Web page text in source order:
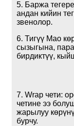
5. Баржа
андан кийин
звенолор.
6. Тигүү Мао
сызыгына,
бирдиктүү,
7. Wrap чети:
четине ээ
жарылуу
бурчу.